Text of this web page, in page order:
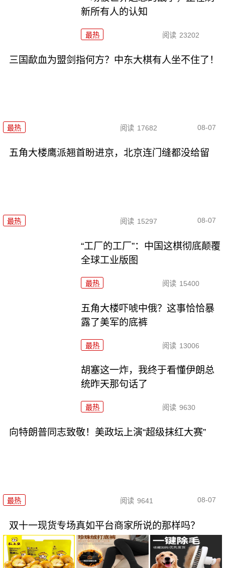
新所有人的认知
最热 阅读 23202
三国歃血为盟剑指何方？中东大棋有人坐不住了！
最热 阅读 17682 08-07
五角大楼鹰派翘首盼进京，北京连门缝都没给留
最热 阅读 15297 08-07
“工厂的工厂”：中国这棋彻底颠覆
全球工业版图
最热 阅读 15400
五角大楼吓唬中俄？这事恰恰暴
露了美军的底裤
最热 阅读 13006
胡塞这一炸，我终于看懂伊朗总
统昨天那句话了
最热 阅读 9630
向特朗普同志致敬！美政坛上演“超级抹红大赛”
最热 阅读 9641 08-07
双十一现货专场真如平台商家所说的那样吗？